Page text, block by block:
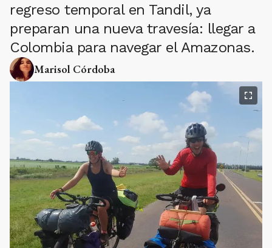
regreso temporal en Tandil, ya
preparan una nueva travesía: llegar a
Colombia para navegar el Amazonas.
Marisol Córdoba